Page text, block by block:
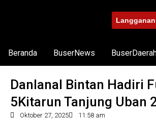
Langganan
Beranda BuserNews
Danlanal Bintan Hadiri
5Kitarun Tanjung Uban
Oktober 27, 2025 11:58 am